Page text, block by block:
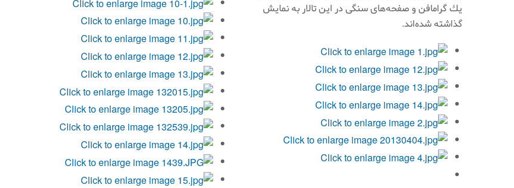
يك گرامافن و صفحه‌های سنگی در اين تالار به نمايش
گذاشته شده‌اند.